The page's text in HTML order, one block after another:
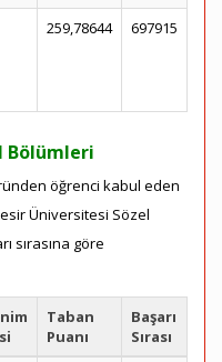
259,78644 697915
Bölümleri
öğrenci kabul eden
Üniversitesi Sözel
sırasına göre
Taban
Puanı
Başarı
Sırası